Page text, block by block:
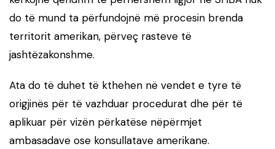
do të mund ta përfundojnë më procesin brenda
territorit amerikan, përveç rasteve të
jashtëzakonshme.
Ata do të duhet të kthehen në vendet e tyre të
origjinës për të vazhduar procedurat dhe për të
aplikuar për vizën përkatëse nëpërmjet
ambasadave ose konsullatave amerikane.